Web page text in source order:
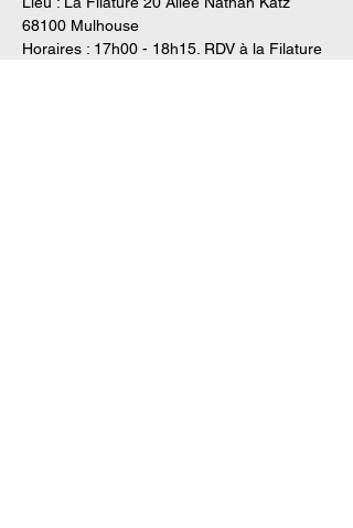
68100 Mulhouse
Horaires : 17h00 - 18h15. RDV à la Filature